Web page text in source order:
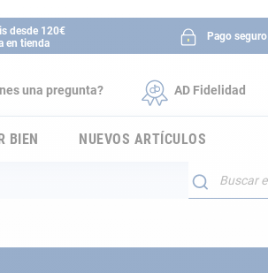
desde 120€
en tienda
Pago seguro
una pregunta? AD Fidelidad
BIEN NUEVOS ARTÍCULOS
Buscar